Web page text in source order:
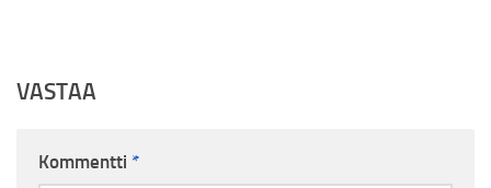
VASTAA
Kommentti *